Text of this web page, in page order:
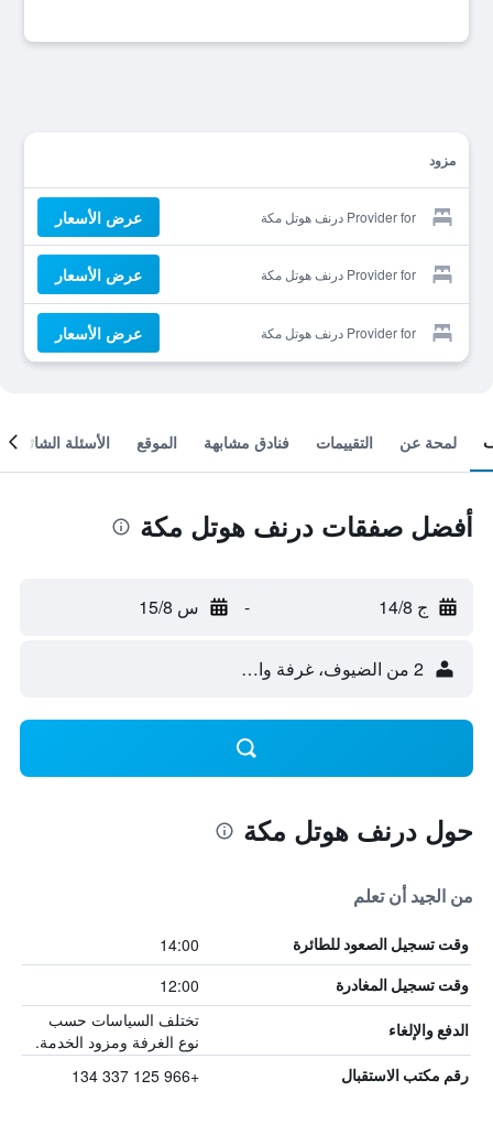
مزود
Provider for درنف هوتل مكة عرض الأسعار
Provider for درنف هوتل مكة عرض الأسعار
Provider for درنف هوتل مكة عرض الأسعار
لمحة عن التقييمات فنادق مشابهة الموقع الأسئلة الشائعة
أفضل صفقات درنف هوتل مكة
ج 14/8 - س 15/8
2 من الضيوف، غرفة واحدة
حول درنف هوتل مكة
من الجيد أن تعلم
وقت تسجيل الصعود للطائرة 14:00
وقت تسجيل المغادرة 12:00
الدفع والإلغاء
تختلف السياسات حسب
نوع الغرفة ومزود الخدمة.
رقم مكتب الاستقبال +966 125 337 134